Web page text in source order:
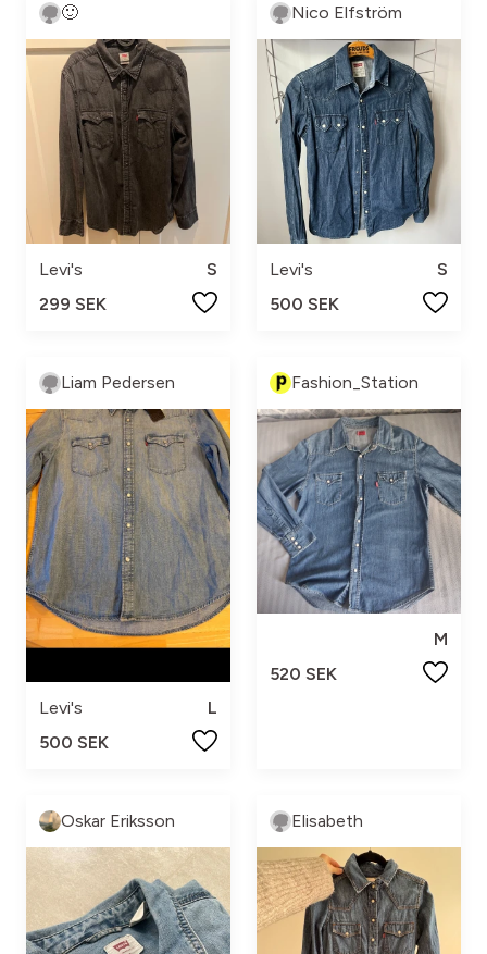
🙂
Levi's
S
299 SEK
Nico Elfström
Levi's
S
500 SEK
Liam Pedersen
Levi's
L
500 SEK
Fashion_Station
M
520 SEK
Oskar Eriksson Elisabeth